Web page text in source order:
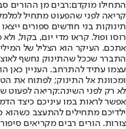
התחילו מוקדם:רבים מן ההורים
קריאה לפני שהפעוט מתחיל
תינוקות בני חודשים ספורים
רוסו ופול. קראו מדי יום, בקול,
אתכם. העיקר הוא הצליל של
התברר שככל שהתינוק נחשף
עצמו עתיד להתרחב. העניין כאן
ומכוונת אל התינוק; לפתוח את
לא רק לפני השינה:קריאה לפעוט
אפשר לראות במו עיניכם כיצד
ילדיכם מתחילים להתעצב כשהוא
צורות. הורים רבים מקריאים